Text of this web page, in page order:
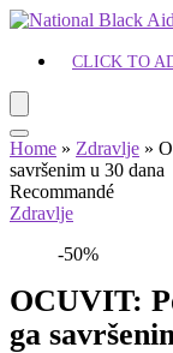
CLICK TO
Home » Zdravlje »
savršenim u 30 dana
Recommandé
Zdravlje
-50%
OCUVIT:
ga